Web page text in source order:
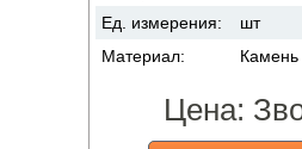
Ед. измерения:
шт
Материал:
Камень
Цена: